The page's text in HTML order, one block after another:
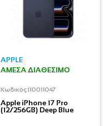
APPLE
ΆΜΕΣΑ ΔΙΑΘΈΣΙΜΟ
Κωδικός:I10011047
Apple iPhone 17 Pro
(12/256GB) Deep Blue